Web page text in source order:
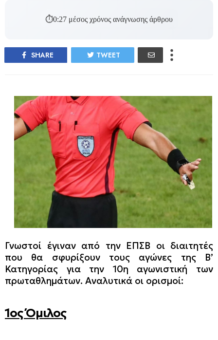
⏱0:27 μέσος χρόνος ανάγνωσης άρθρου
SHARE TWEET
Γνωστοί έγιναν από την ΕΠΣΒ οι διαιτητές
που θα σφυρίξουν τους αγώνες της B’
Κατηγορίας για την 10η αγωνιστική των
πρωταθλημάτων. Αναλυτικά οι ορισμοί:
1ος Όμιλος